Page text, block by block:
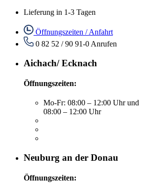
Lieferung in 1-3 Tagen
Öffnungszeiten / Anfahrt
0 82 52 / 90 91-0 Anrufen
Aichach/ Ecknach
Öffnungszeiten:
Mo-Fr: 08:00 – 12:00 Uhr und
08:00 – 12:00 Uhr
Neuburg an der Donau
Öffnungszeiten: